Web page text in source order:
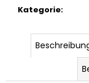
Kategorie: